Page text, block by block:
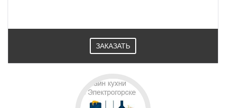
Малаховка Менделеевск Михнево
Некрасовское
Правдинский
ЗАКАЗАТЬ